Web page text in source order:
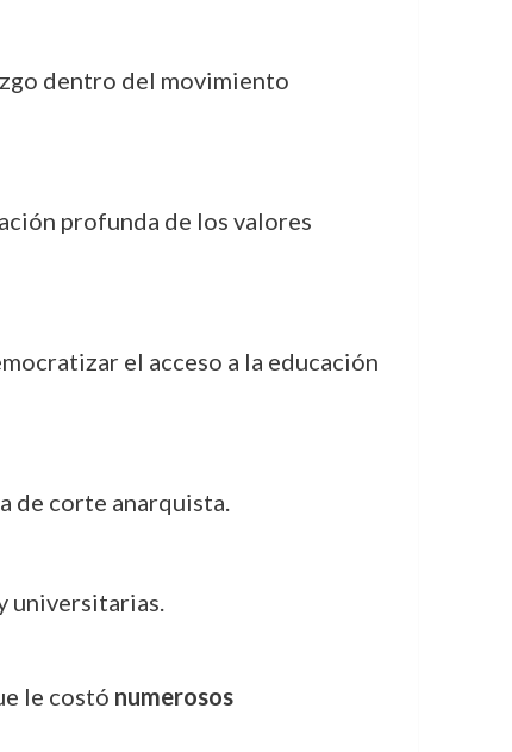
dentro del movimiento
profunda de los valores
el acceso a la educación
de corte anarquista.
universitarias.
le costó numerosos